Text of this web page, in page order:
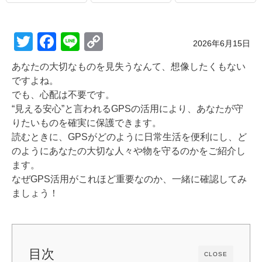
2026年6月15日
T
wi
tt
er
F
a
e
b
o
o
k
Li
n
o
y
Li
n
k
あなたの大切なものを見失うなんて、想像したくもない
ですよね。
でも、心配は不要です。
“見える安心”と言われるGPSの活用により、あなたが守
りたいものを確実に保護できます。
読むときに、GPSがどのように日常生活を便利にし、ど
のようにあなたの大切な人々や物を守るのかをご紹介し
ます。
なぜGPS活用がこれほど重要なのか、一緒に確認してみ
ましょう！
CLOSE
目次